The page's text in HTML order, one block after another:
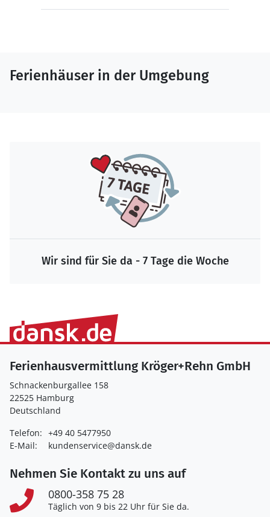
Ferienhäuser in der Umgebung
Wir sind für Sie da - 7 Tage die Woche
Ferienhausvermittlung Kröger+Rehn GmbH
Schnackenburgallee 158
22525 Hamburg
Deutschland
Telefon: +49 40 5477950
E-Mail:
kundenservice@dansk.de
Nehmen Sie Kontakt zu uns auf
0800-358 75 28
Täglich von 9 bis 22 Uhr für Sie da.